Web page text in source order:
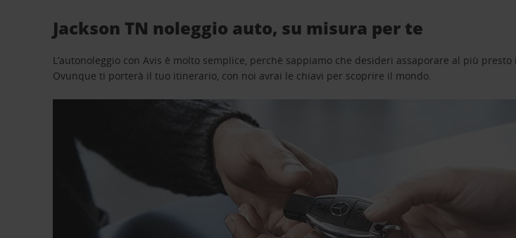
Jackson TN noleggio auto, su misura per te
L’autonoleggio con Avis è molto semplice, perchè sappiamo che desideri assaporare al più
Ovunque ti porterà il tuo itinerario, con noi avrai le chiavi per scoprire il mondo.